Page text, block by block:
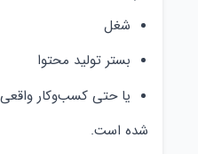
شغل
بستر تولید محتوا
یا حتی کسب‌وکار واقعی
شده است.